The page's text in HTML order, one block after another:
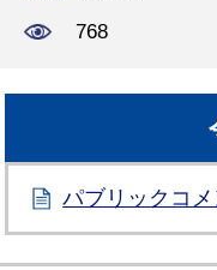
768
パブリックコ